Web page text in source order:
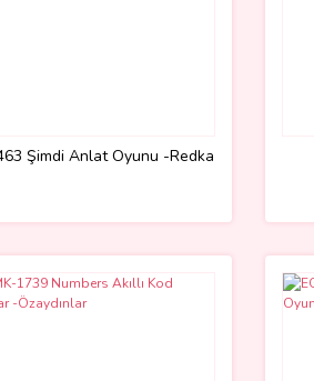
Şimdi Anlat Oyunu -Redka